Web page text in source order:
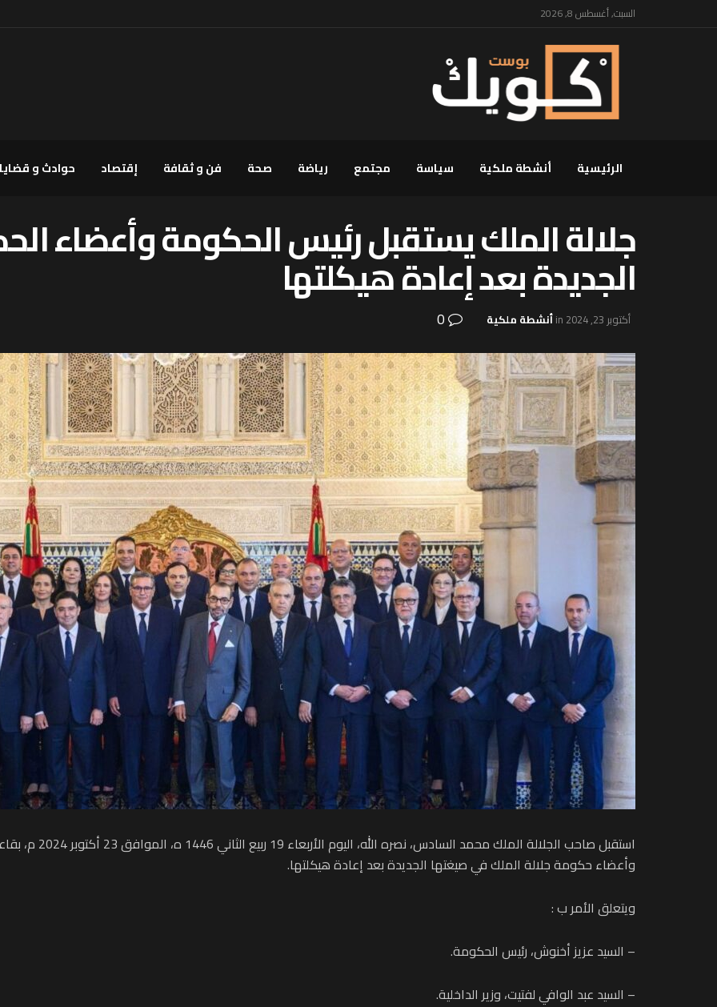
السبت, أغسطس 8, 2026
الرئيسية أنشطة ملكية سياسة مجتمع رياضة صحة فن و ثقافة إقتصاد حوادث و قضايا
جلالة الملك يستقبل رئيس الحكومة وأعضاء
الجديدة بعد إعادة هيكلتها
أكتوبر 23, 2024 inأنشطة ملكية
استقبل صاحب
وأعضاء حكومة جلالة الملك في صيغتها الجديدة بعد إعادة هيكلتها.
ويتعلق الأمر ب :
– السيد عزيز أخنوش، رئيس الحكومة.
– السيد عبد الوافي لفتيت، وزير الداخلية.